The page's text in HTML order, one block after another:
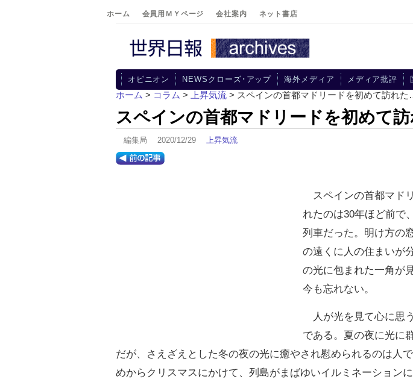
ホーム 会員用ＭＹページ 会社案内 ネット書店
オピニオン NEWSクローズ･アップ 海外メディア メディア批評
ホーム > コラム > 上昇気流 > スペインの首都マドリードを初めて訪れ
スペインの首都マドリードを初めて
編集局 2020/12/29 上昇気流
スペインの首都マド
れたのは30年ほど前で
列車だった。明け方の
の遠くに人の住まいが
の光に包まれた一角が
今も忘れない。
人が光を見て心に思
である。夏の夜に光に
だが、さえざえとした冬の夜の光に癒やされ慰められるのは人
めからクリスマスにかけて、列島がまばゆいイルミネーション